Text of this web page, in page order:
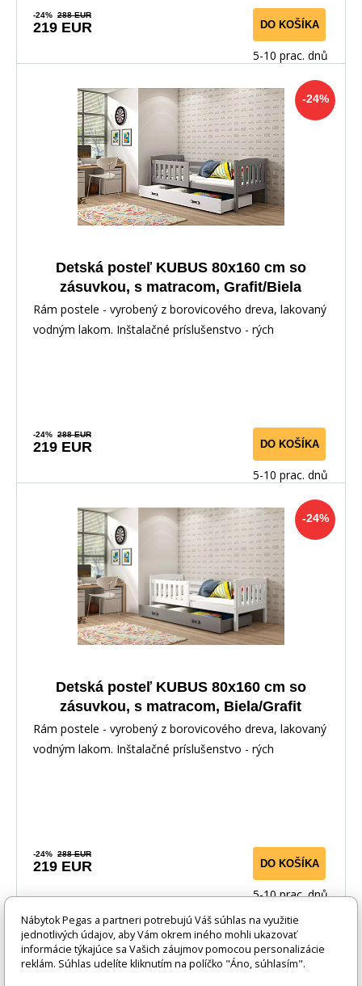
-24% 288 EUR
219 EUR DO KOŠÍKA
5-10 prac. dnů
-24%
Detská posteľ KUBUS 80x160 cm so
zásuvkou, s matracom, Grafit/Biela
Rám postele - vyrobený z borovicového dreva, lakovaný
vodným lakom. Inštalačné príslušenstvo - rých
-24% 288 EUR
219 EUR DO KOŠÍKA
5-10 prac. dnů
-24%
Detská posteľ KUBUS 80x160 cm so
zásuvkou, s matracom, Biela/Grafit
Rám postele - vyrobený z borovicového dreva, lakovaný
vodným lakom. Inštalačné príslušenstvo - rých
-24% 288 EUR
219 EUR DO KOŠÍKA
5-10 prac. dnů
Nábytok Pegas a partneri potrebujú Váš súhlas na využitie
jednotlivých údajov, aby Vám okrem iného mohli ukazovať
informácie týkajúce sa Vašich záujmov pomocou personalizácie
reklám. Súhlas udelíte kliknutím na políčko "Áno, súhlasím".